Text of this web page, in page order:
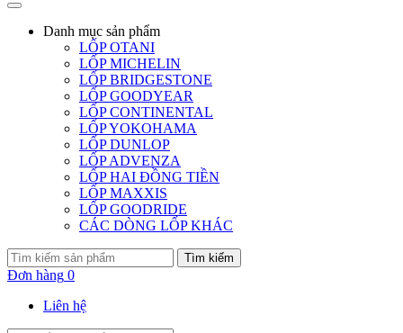
Danh mục sản phẩm
LỐP OTANI
LỐP MICHELIN
LỐP BRIDGESTONE
LỐP GOODYEAR
LỐP CONTINENTAL
LỐP YOKOHAMA
LỐP DUNLOP
LỐP ADVENZA
LỐP HAI ĐỒNG TIỀN
LỐP MAXXIS
LỐP GOODRIDE
CÁC DÒNG LỐP KHÁC
Tìm kiếm
Đơn hàng 0
Liên hệ